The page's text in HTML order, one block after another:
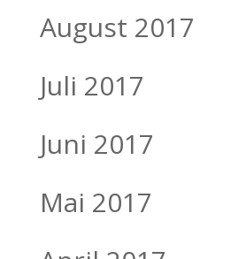
August 2017
Juli 2017
Juni 2017
Mai 2017